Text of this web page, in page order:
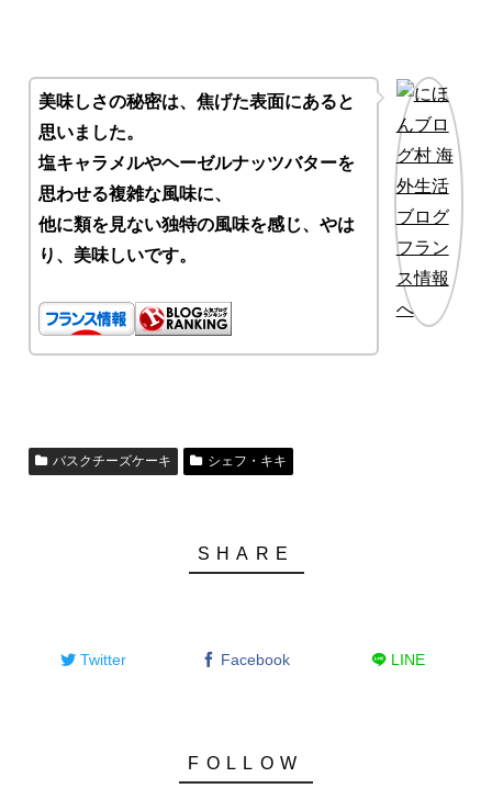
美味しさの秘密は、焦げた表面にあると
思いました。
塩キャラメルやヘーゼルナッツバターを
思わせる複雑な風味に、
他に類を見ない独特の風味を感じ、やは
り、美味しいです。
バスクチーズケーキ シェフ・キキ
Twitter Facebook LINE